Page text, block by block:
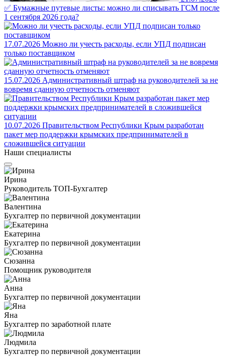
✅ Бумажные путевые листы: можно ли списывать ГСМ после
1 сентября 2026 года?
17.07.2026 Можно ли учесть расходы, если УПД подписан
только поставщиком
15.07.2026 Административный штраф на руководителей за не
вовремя сданную отчетность отменяют
10.07.2026 Правительством Республики Крым разработан
пакет мер поддержки крымских предпринимателей в
сложившейся ситуации
Наши специалисты
Ирина
Руководитель ТОП-Бухгалтер
Валентина
Бухгалтер по первичной документации
Екатерина
Бухгалтер по первичной документации
Сюзанна
Помощник руководителя
Анна
Бухгалтер по первичной документации
Яна
Бухгалтер по заработной плате
Людмила
Бухгалтер по первичной документации